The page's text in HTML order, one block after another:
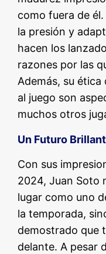
como fuera de
la presión y
hacen los
razones por las
Además, su
al juego son
muchos otros
Un Futuro
Con sus
2024, Juan Soto
lugar como uno
la temporada,
demostrado que
delante. A pesar